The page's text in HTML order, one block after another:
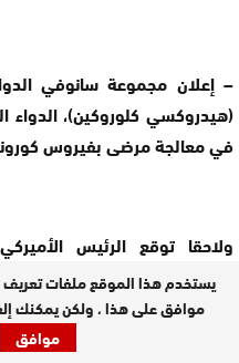
– إعلان مجموعة سانوفي
(هيدروكسي كلوروكين)، الدواء
في معالجة مرضى بفيروس
ولاحقا توقع الرئيس
الكلوروكين المستخدم لمعالجة
تسجيل نتائج مشجعة في الصين
إلى توخي الحذر، مشددين على
يستخدم هذا الموقع ملفات تعريف
موافق على هذا ، ولكن يمكنك
موافق